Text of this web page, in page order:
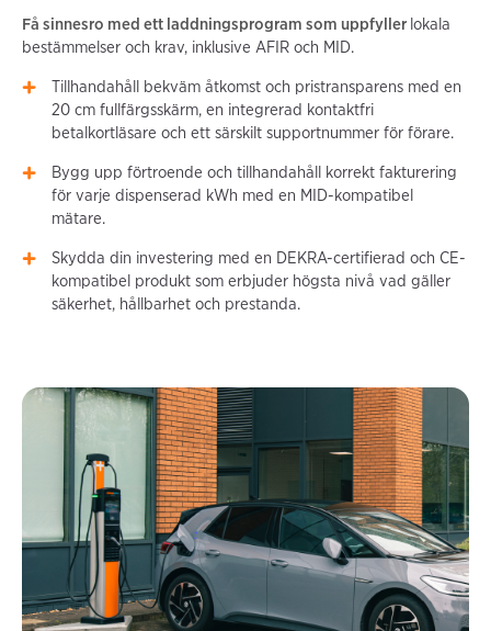
Få sinnesro med ett laddningsprogram som uppfyller lokala
bestämmelser och krav, inklusive AFIR och MID.
Tillhandahåll bekväm åtkomst och pristransparens med en
20 cm fullfärgsskärm, en integrerad kontaktfri
betalkortläsare och ett särskilt supportnummer för förare.
Bygg upp förtroende och tillhandahåll korrekt fakturering
för varje dispenserad kWh med en MID-kompatibel
mätare.
Skydda din investering med en DEKRA-certifierad och CE-
kompatibel produkt som erbjuder högsta nivå vad gäller
säkerhet, hållbarhet och prestanda.